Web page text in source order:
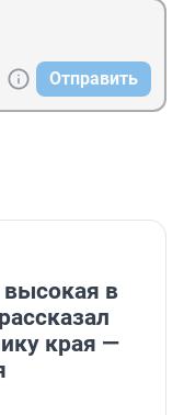
Отправить
высокая в
края —